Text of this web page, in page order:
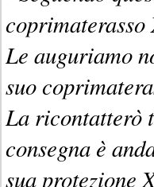
Le auguriamo
suo
La ricontatterò
consegna è
sua protezione